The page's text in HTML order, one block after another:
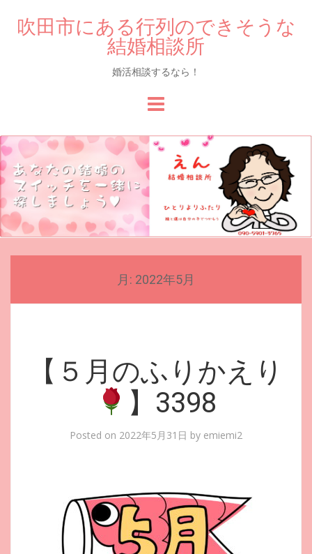
吹田市にある行列のできそうな
結婚相談所
婚活相談するなら！
to
content
月: 2022年5月
【５月のふりかえり
】3398
Posted on 2022年5月31日 by emiemi2